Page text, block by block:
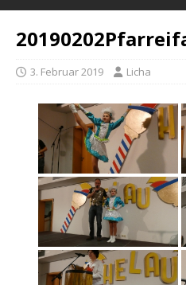
3. Februar 2019 Licha